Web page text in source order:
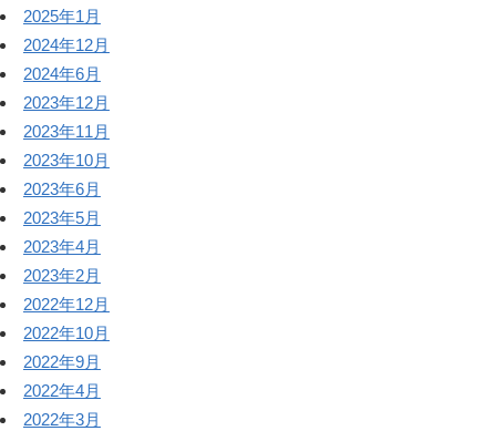
2025年1月
2024年12月
2024年6月
2023年12月
2023年11月
2023年10月
2023年6月
2023年5月
2023年4月
2023年2月
2022年12月
2022年10月
2022年9月
2022年4月
2022年3月